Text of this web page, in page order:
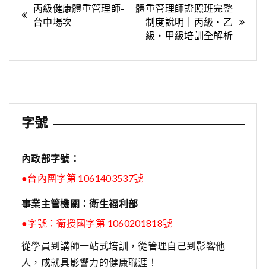
文
章
導
丙級健康體重管理師-
台中場次
體重管理師證照班完整
制度說明｜丙級・乙
級・甲級培訓全解析
字號
內政部字號：
●台內團字第 1061403537號
事業主管機關：衛生福利部
●字號：衛授國字第 1060201818號
從學員到講師一站式培訓，從管理自己到影響他
人，成就具影響力的健康職涯！